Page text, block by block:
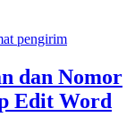
dan Nomor
Edit Word